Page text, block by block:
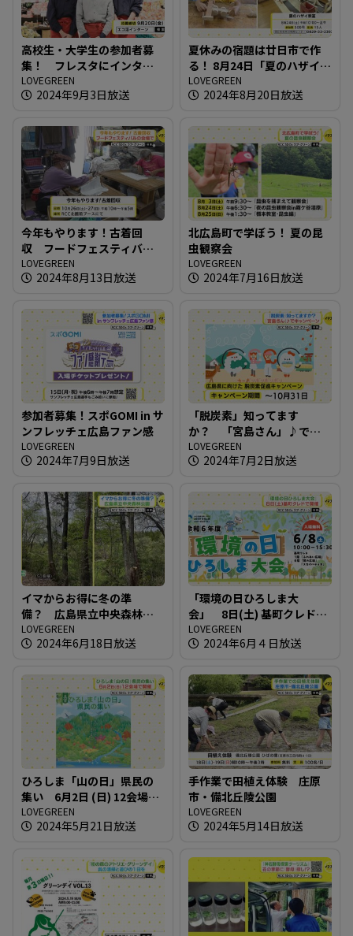
高校生・大学生の参加者募
集！ フレスタにインター
ン！
LOVEGREEN
2024年9月3日放送
夏休みの宿題は廿日市で作
る！ 8月24日「夏のハザイ教
室」
LOVEGREEN
2024年8月20日放送
今年もやります！古着回
収 フードフェスティバル
の会場で
LOVEGREEN
2024年8月13日放送
北広島町で学ぼう！ 夏の昆
虫観察会
LOVEGREEN
2024年7月16日放送
参加者募集！スポGOMI in サ
ンフレッチェ広島ファン感
LOVEGREEN
2024年7月9日放送
「脱炭素」知ってます
か？ 「宮島さん」♪でキ
ャンペーン
LOVEGREEN
2024年7月2日放送
イマからお得に冬の準
備？ 広島県立中央森林公
園
LOVEGREEN
2024年6月18日放送
「環境の日ひろしま大
会」 8日(土) 基町クレドで
開催
LOVEGREEN
2024年6月４日放送
ひろしま「山の日」県民の
集い 6月2日 (日) 12会場で
開催
LOVEGREEN
2024年5月21日放送
手作業で田植え体験 庄原
市・備北丘陵公園
LOVEGREEN
2024年5月14日放送